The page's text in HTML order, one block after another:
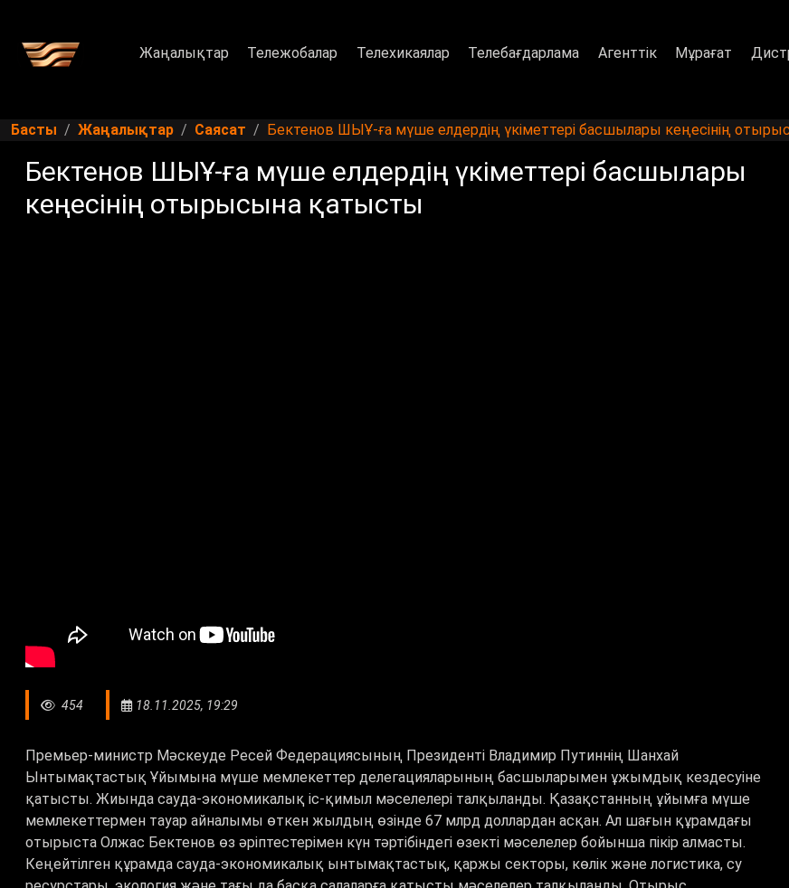
Жаңалықтар Тележобалар Телехикаялар Телебағдарлама Агенттік Мұрағат
Басты Жаңалықтар Саясат Бектенов ШЫҰ-ға мүше елдердің үкіметтері басшылары кеңесінің
Бектенов ШЫҰ-ға мүше елдердің үкіметтері басшылары
кеңесінің отырысына қатысты
454 18.11.2025, 19:29
Премьер-министр Мәскеуде Ресей Федерациясының Президенті Владимир Путиннің Шанхай
Ынтымақтастық Ұйымына мүше мемлекеттер делегацияларының басшыларымен ұжымдық кездесуіне
қатысты. Жиында сауда-экономикалық іс-қимыл мәселелері талқыланды. Қазақстанның ұйымға мүше
мемлекеттермен тауар айналымы өткен жылдың өзінде 67 млрд доллардан асқан. Ал шағын құрамдағы
отырыста Олжас Бектенов өз әріптестерімен күн тәртібіндегі өзекті мәселелер бойынша пікір алмасты.
Кеңейтілген құрамда сауда-экономикалық ынтымақтастық, қаржы секторы, көлік және логистика, су